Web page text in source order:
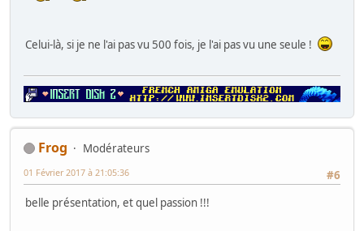
Celui-là, si je ne l'ai pas vu 500 fois, je l'ai pas vu une seule !
Frog
Modérateurs
#6
01 Février 2017 à 21:05:36
belle présentation, et quel passion !!!